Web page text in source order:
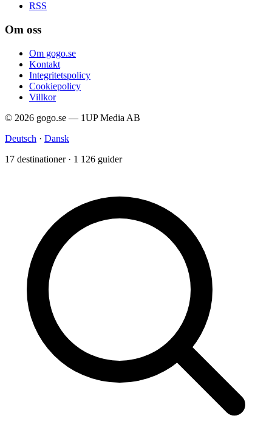
RSS
Om oss
Om gogo.se
Kontakt
Integritetspolicy
Cookiepolicy
Villkor
© 2026 gogo.se — 1UP Media AB
Deutsch · Dansk
17 destinationer · 1 126 guider